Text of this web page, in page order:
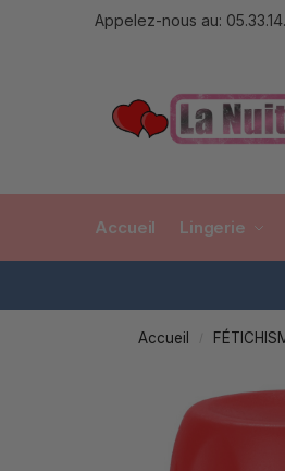
Appelez-nous au:
Accueil Lingerie
Accueil